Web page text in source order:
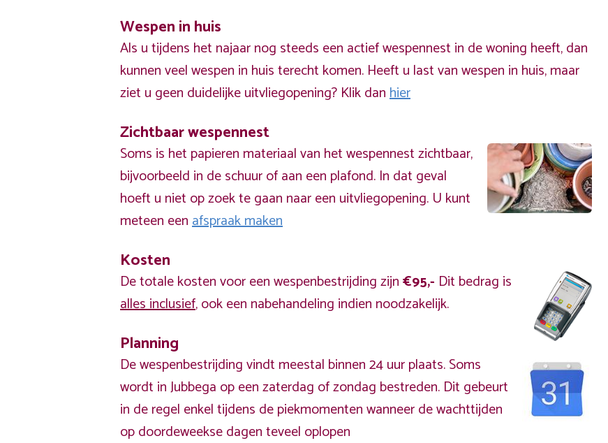
Wespen in huis
Als u tijdens het najaar nog steeds een actief wespennest in de woning heeft, dan
kunnen veel wespen in huis terecht komen. Heeft u last van wespen in huis, maar
ziet u geen duidelijke uitvliegopening? Klik danhier
Zichtbaar wespennest
Soms is het papieren materiaal van het wespennest zichtbaar,
bijvoorbeeld in de schuur of aan een plafond. In dat geval
hoeft u niet op zoek te gaan naar een uitvliegopening. U kunt
meteen eenafspraak maken
Kosten
De totale kosten voor een wespenbestrijding zijn€95,- Dit bedrag is
alles inclusief, ook een nabehandeling indien noodzakelijk.
Planning
De wespenbestrijding vindt meestal binnen 24 uur plaats. Soms
wordt in Jubbega op een zaterdag of zondag bestreden. Dit gebeurt
in de regel enkel tijdens de piekmomenten wanneer de wachttijden
op doordeweekse dagen teveel oplopen